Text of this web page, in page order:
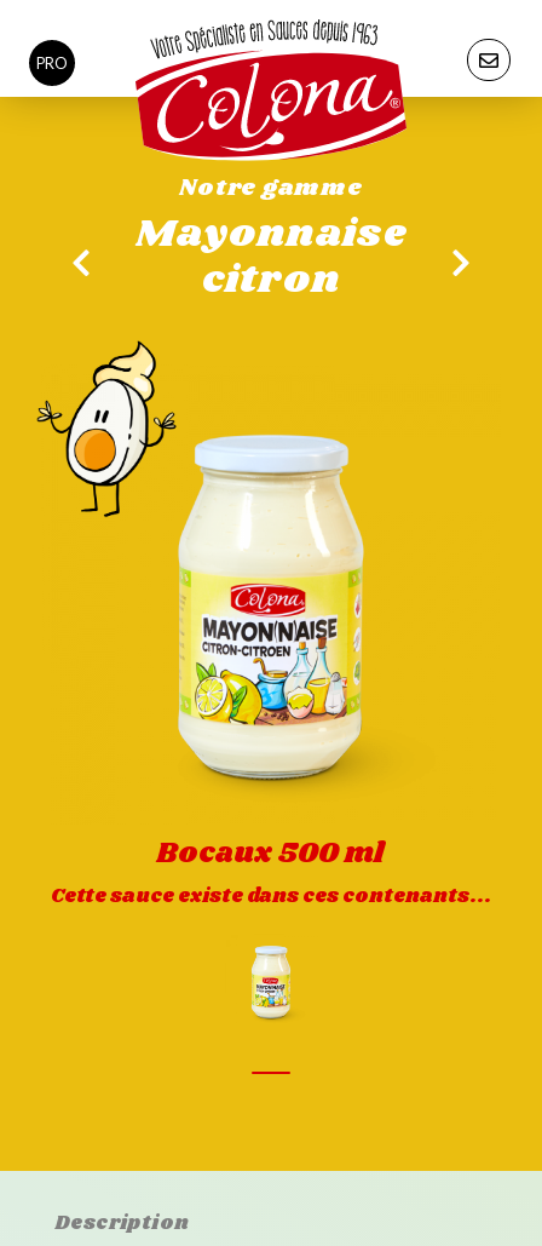
PRO
Notre gamme
Mayonnaise
citron
Bocaux 500 ml
Cette sauce existe dans ces contenants...
Description